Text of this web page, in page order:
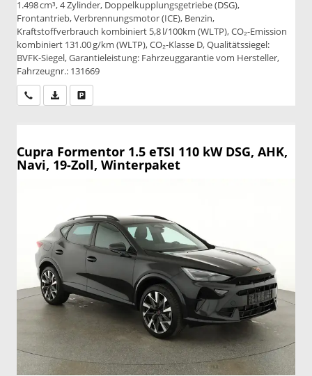
1.498 cm³, 4 Zylinder, Doppelkupplungsgetriebe (DSG),
Frontantrieb, Verbrennungsmotor (ICE), Benzin,
Kraftstoffverbrauch kombiniert 5,8 l/100km (WLTP), CO₂-Emission
kombiniert 131.00 g/km (WLTP), CO₂-Klasse D, Qualitätssiegel:
BVFK-Siegel, Garantieleistung: Fahrzeuggarantie vom Hersteller,
Fahrzeugnr.: 131669
Wir rufen Sie anPDF-Datei, Fahrzeugexposé drucken
Cupra Formentor 1.5 eTSI 110 kW DSG, AHK,
Navi, 19-Zoll, Winterpaket